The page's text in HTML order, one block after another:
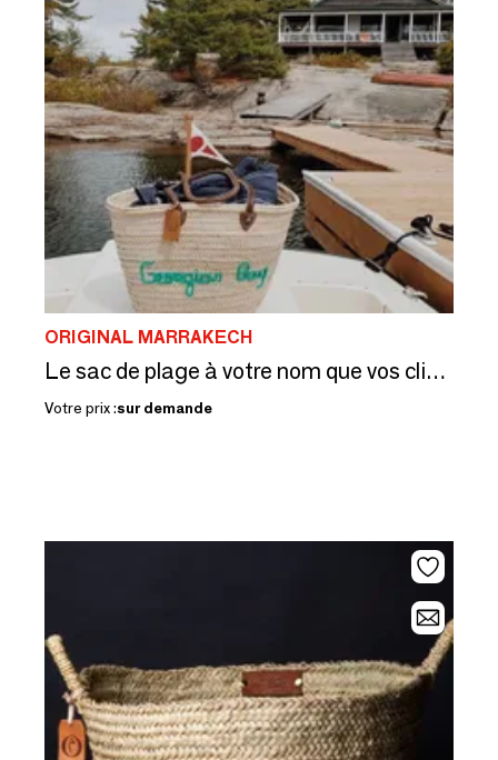
ORIGINAL MARRAKECH
Le sac de plage à votre nom que vos clients ne rendent pas
Votre prix :sur demande